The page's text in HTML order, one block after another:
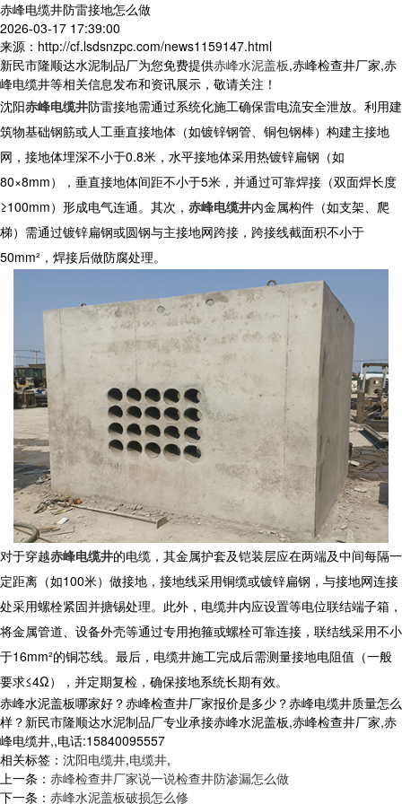
赤峰电缆井防雷接地怎么做
2026-03-17 17:39:00
来源：http://cf.lsdsnzpc.com/news1159147.html
新民市隆顺达水泥制品厂为您免费提供赤峰水泥盖板,赤峰检查井厂家,赤
峰电缆井等相关信息发布和资讯展示，敬请关注！
沈阳赤峰电缆井防雷接地需通过系统化施工确保雷电流安全泄放。利用建
筑物基础钢筋或人工垂直接地体（如镀锌钢管、铜包钢棒）构建主接地
网，接地体埋深不小于0.8米，水平接地体采用热镀锌扁钢（如
80×8mm），垂直接地体间距不小于5米，并通过可靠焊接（双面焊长度
≥100mm）形成电气连通。其次， 赤峰电缆井内金属构件（如支架、爬
梯）需通过镀锌扁钢或圆钢与主接地网跨接，跨接线截面积不小于
50mm²，焊接后做防腐处理。
对于穿越赤峰电缆井的电缆，其金属护套及铠装层应在两端及中间每隔一
定距离（如100米）做接地，接地线采用铜缆或镀锌扁钢，与接地网连接
处采用螺栓紧固并搪锡处理。此外，电缆井内应设置等电位联结端子箱，
将金属管道、设备外壳等通过专用抱箍或螺栓可靠连接，联结线采用不小
于16mm²的铜芯线。最后， 电缆井施工完成后需测量接地电阻值（一般
要求≤4Ω），并定期复检，确保接地系统长期有效。
赤峰水泥盖板哪家好？赤峰检查井厂家报价是多少？赤峰电缆井质量怎么
样？新民市隆顺达水泥制品厂专业承接赤峰水泥盖板,赤峰检查井厂家,赤
峰电缆井,,电话:15840095557
相关标签： 沈阳电缆井,电缆井,
上一条： 赤峰检查井厂家说一说检查井防渗漏怎么做
下一条： 赤峰水泥盖板破损怎么修